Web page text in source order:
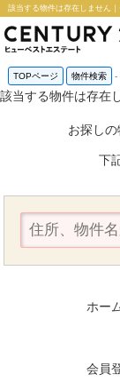
該当する物件は存在しません
TOPページ 物件検索 -
該当する物件は存在
お探しの
下
ホー
会員